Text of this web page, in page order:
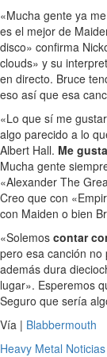
«Mucha gente ya
es el mejor de
disco» confirma
clouds» y su
en directo. Bruce
eso así que esa
«Lo que sí me
algo parecido a lo
Albert Hall. Me
Mucha gente
«Alexander The
Creo que con
con Maiden o bien
«Solemos contar
pero esa canción
además dura
lugar». Esperemos
Seguro que sería
Vía | Blabbermouth
Heavy Metal Noticias